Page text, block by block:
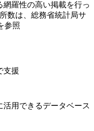
網羅性の高い掲載を行っ
数は、総務省統計局サ
参照
支援
用できるデータベース